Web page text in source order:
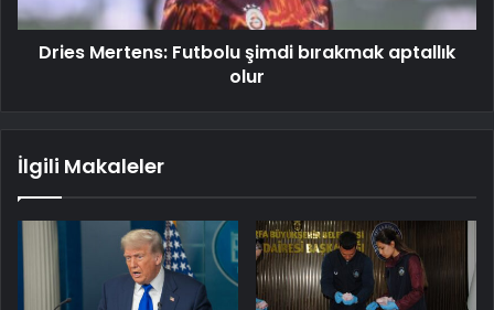
Dries Mertens: Futbolu şimdi bırakmak aptallık
olur
İlgili Makaleler